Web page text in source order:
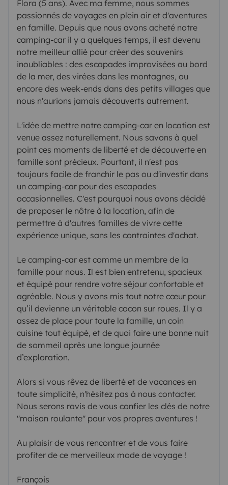
Flora (5 ans). Avec ma femme, nous sommes
passionnés de voyages en plein air et d'aventures
en famille. Depuis que nous avons acheté notre
camping-car il y a quelques temps, il est devenu
notre meilleur allié pour créer des souvenirs
inoubliables : des escapades improvisées au bord
de la mer, des virées dans les montagnes, ou
encore des week-ends dans des petits villages que
nous n'aurions jamais découverts autrement.
L'idée de mettre notre camping-car en location est
venue assez naturellement. Nous savons à quel
point ces moments de liberté et de découverte en
famille sont précieux. Pourtant, il n'est pas
toujours facile de franchir le pas ou d'investir dans
un camping-car pour des escapades
occasionnelles. C'est pourquoi nous avons décidé
de proposer le nôtre à la location, afin de
permettre à d'autres familles de vivre cette
expérience unique, sans les contraintes d'achat.
Le camping-car est comme un membre de la
famille pour nous. Il est bien entretenu, spacieux
et équipé pour rendre votre séjour confortable et
agréable. Nous y avons mis tout notre cœur pour
qu’il devienne un véritable cocon sur roues. Il y a
assez de place pour toute la famille, un coin
cuisine tout équipé, et de quoi faire une bonne nuit
de sommeil après une longue journée
d’exploration.
Alors si vous rêvez de liberté et de vacances en
toute simplicité, n'hésitez pas à nous contacter.
Nous serons ravis de vous confier les clés de notre
"maison roulante" pour vos propres aventures !
Au plaisir de vous rencontrer et de vous faire
profiter de ce merveilleux mode de voyage !
François